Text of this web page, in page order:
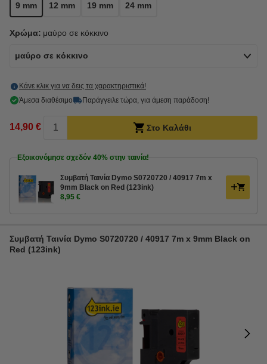
9 mm 12 mm 19 mm 24 mm
Χρώμα: μαύρο σε κόκκινο
μαύρο σε κόκκινο
Κάνε κλικ για να δεις τα χαρακτηριστικά!
Άμεσα διαθέσιμο
Παράγγειλε τώρα, για άμεση παράδοση!
14,90 € Στο Καλάθι
Εξοικονόμησε σχεδόν 40% στην ταινία!
Συμβατή Ταινία Dymo S0720720 / 40917 7m x
9mm Black on Red (123ink)
8,95 €
Συμβατή Ταινία Dymo S0720720 / 40917 7m x 9mm Black on
Red (123ink)